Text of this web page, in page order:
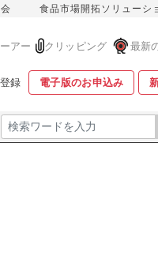
食品市場開拓ソリューシ
アー クリッピング 最新
録 電子版のお申込み